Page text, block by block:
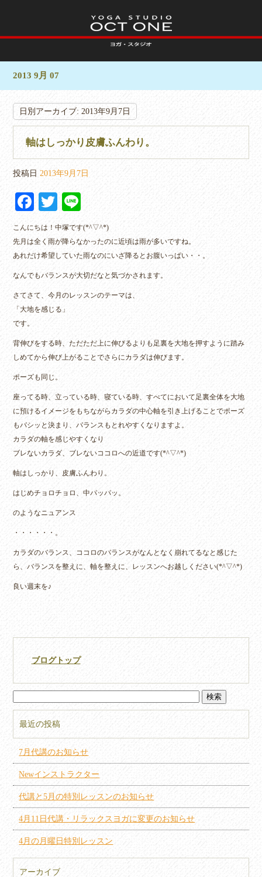
2013 9月 07
日別アーカイブ:2013年9月7日
軸はしっかり皮膚ふんわり。
投稿日 2013年9月7日
Fa
ce
bo
ok
T
wi
tte
r
ne
こんにちは！中塚です(*^▽^*)
先月は全く雨が降らなかったのに近頃は雨が多いですね。
あれだけ希望していた雨なのにいざ降るとお腹いっぱい・・。
なんでもバランスが大切だなと気づかされます。
さてさて、今月のレッスンのテーマは、
「大地を感じる」
です。
背伸びをする時、ただただ上に伸びるよりも足裏を大地を押すように踏み
しめてから伸び上がることでさらにカラダは伸びます。
ポーズも同じ。
座ってる時、立っている時、寝ている時、すべてにおいて足裏全体を大地
に預けるイメージをもちながらカラダの中心軸を引き上げることでポーズ
もバシッと決まり、バランスもとれやすくなりますよ。
カラダの軸を感じやすくなり
ブレないカラダ、ブレないココロへの近道です(*^▽^*)
軸はしっかり、皮膚ふんわり。
はじめチョロチョロ、中パッパッ。
のようなニュアンス
・・・・・・。
カラダのバランス、ココロのバランスがなんとなく崩れてるなと感じた
ら、バランスを整えに、軸を整えに、レッスンへお越しください(*^▽^*)
良い週末を♪
ブログトップ
最近の投稿
7月代講のお知らせ
Newインストラクター
代講と5月の特別レッスンのお知らせ
4月11日代講・リラックスヨガに変更のお知らせ
4月の月曜日特別レッスン
アーカイブ